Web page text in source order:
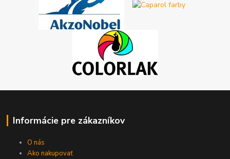
Informácie pre zákazníkov
O nás
Ako nakupovať